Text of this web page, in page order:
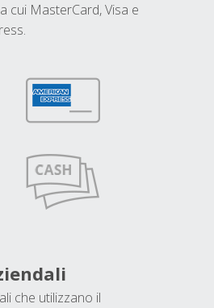
cui MasterCard, Visa e
che utilizzano il